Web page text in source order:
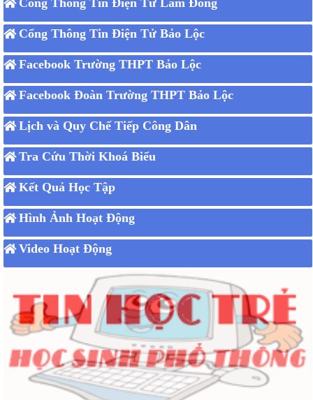
Cổng Thông Tin Điện Tử Lâm Đồng
Cổng Thông Tin Điện Tử Bảo Lộc
Facebook Trường THPT Bảo Lộc
Facebook Đoàn Trường THPT Bảo Lộc
Lịch và Quy Chế Tiếp Công Dân
Tra Cứu Thời Khoá Biểu
Kết Quả Học Tập
Hình Ảnh Hoạt Động
Video Hoạt Động